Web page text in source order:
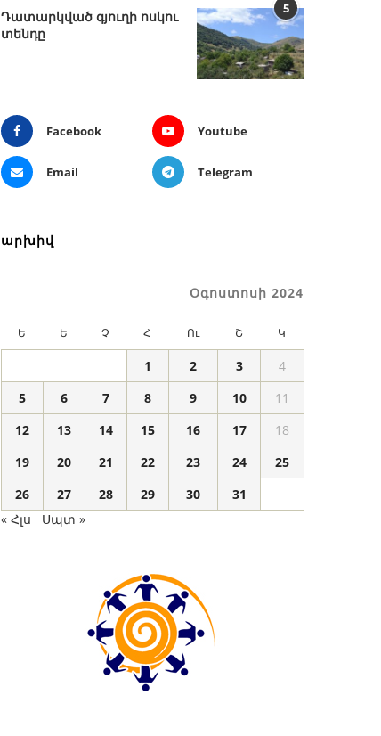
5
Դատարկված գյուղի ոսկու
տենդը
Facebook Youtube
Email Telegram
արխիվ
Օգոստոսի 2024
Ե Ե Չ Հ Ու Շ Կ
1 2 3
4
5
6 7 8 9 10
11
12
13 14 15 16 17
18
19
20 21 22 23 24
25
26
27 28 29 30
31
« Հլս
Սպտ »